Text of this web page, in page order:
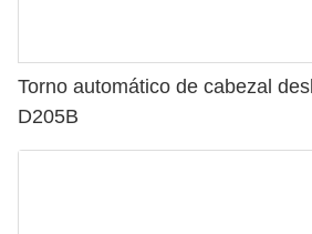
Torno automático de cabezal
D205B